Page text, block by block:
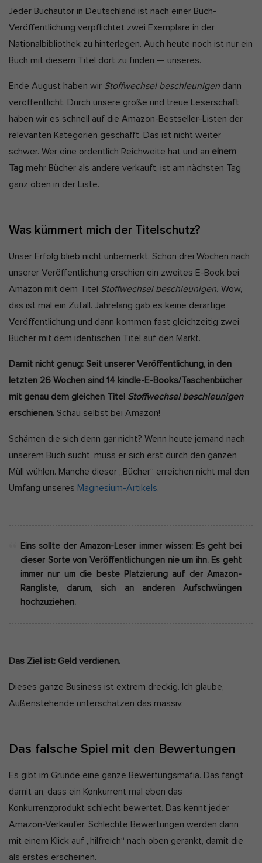
Jeder Buchautor in Deutschland ist nach einer Buch-
Veröffentlichung verpflichtet zwei Exemplare in der
Nationalbibliothek zu hinterlegen. Auch heute noch ist nur ein
Buch mit diesem Titel dort zu finden — unseres.
Ende August haben wir Stoffwechsel beschleunigen dann
veröffentlicht. Durch unsere große und treue Leserschaft
haben wir es schnell auf die Amazon-Bestseller-Listen der
relevanten Kategorien geschafft. Das ist nicht weiter
schwer. Wer eine ordentlich Reichweite hat und an einem
Tag mehr Bücher als andere verkauft, ist am nächsten Tag
ganz oben in der Liste.
Was kümmert mich der Titelschutz?
Unser Erfolg blieb nicht unbemerkt. Schon drei Wochen nach
unserer Veröffentlichung erschien ein zweites E-Book bei
Amazon mit dem Titel Stoffwechsel beschleunigen. Wow,
das ist mal ein Zufall. Jahrelang gab es keine derartige
Veröffentlichung und dann kommen fast gleichzeitig zwei
Bücher mit dem identischen Titel auf den Markt.
Damit nicht genug: Seit unserer Veröffentlichung, in den
letzten 26 Wochen sind 14 kindle-E-Books/Taschenbücher
mit genau dem gleichen Titel Stoffwechsel beschleunigen
erschienen. Schau selbst bei Amazon!
Schämen die sich denn gar nicht? Wenn heute jemand nach
unserem Buch sucht, muss er sich erst durch den ganzen
Müll wühlen. Manche dieser „Bücher“ erreichen nicht mal den
Umfang unseres Magnesium-Artikels.
Eins sollte der Amazon-Leser immer wissen: Es geht bei
dieser Sorte von Veröffentlichungen nie um ihn. Es geht
immer nur um die beste Platzierung auf der Amazon-
Rangliste, darum, sich an anderen Aufschwüngen
hochzuziehen.
Das Ziel ist: Geld verdienen.
Dieses ganze Business ist extrem dreckig. Ich glaube,
Außenstehende unterschätzen das massiv.
Das falsche Spiel mit den Bewertungen
Es gibt im Grunde eine ganze Bewertungsmafia. Das fängt
damit an, dass ein Konkurrent mal eben das
Konkurrenzprodukt schlecht bewertet. Das kennt jeder
Amazon-Verkäufer. Schlechte Bewertungen werden dann
mit einem Klick auf „hilfreich“ nach oben gerankt, damit die
als erstes erscheinen.